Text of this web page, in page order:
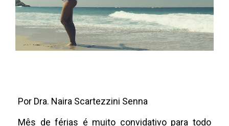
Por Dra. Naira Scartezzini Senna
Mês de férias é muito convidativo para todo